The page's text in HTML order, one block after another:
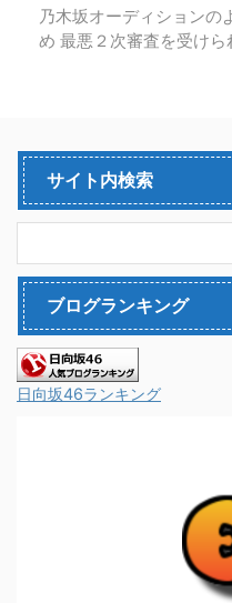
乃木坂オーディションの
め 最悪２次審査を受けら
サイト内検索
ブログランキング
日向坂46ランキング